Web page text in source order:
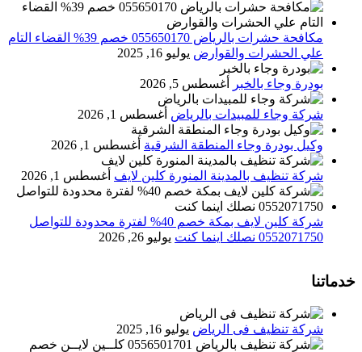
مكافحة حشرات بالرياض 055650170 خصم 39% القضاء التام
علي الحشرات والقوارض يوليو 16, 2025
بودرة وجاء بالخبر أغسطس 5, 2026
شركة وجاء للمبيدات بالرياض أغسطس 1, 2026
وكيل بودرة وجاء المنطقة الشرقية أغسطس 1, 2026
شركة تنظيف بالمدينة المنورة كلين لايف أغسطس 1, 2026
شركة كلين لايف بمكة خصم 40% لفترة محدودة للتواصل
0552071750 نصلك اينما كنت
يوليو 26, 2026
خدماتنا
شركة تنظيف فى الرياض يوليو 16, 2025